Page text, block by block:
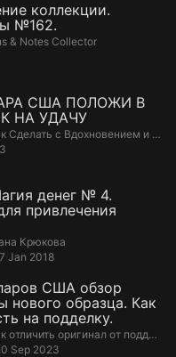
коллекции.
№162.
& Notes Collector.
& Notes Collector
США ПОЛОЖИ В
НА УДАЧУ
Сделать с Вдохновением и
Сделать с Вдохновением и Умением
денег № 4.
привлечения
Крюкова.
Крюкова
views
Jan 2018
США обзор
нового образца. Как
на подделку.
отличить оригинал от подделки.
отличить оригинал от подделки
views
Sep 2023